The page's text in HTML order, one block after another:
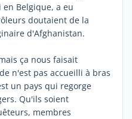
Belgique, a eu
doutaient de la
d'Afghanistan.
ça nous faisait
n'est pas accueilli à bras
un pays qui regorge
Qu'ils soient
membres